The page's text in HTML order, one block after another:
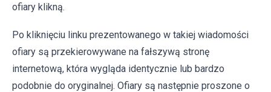
ofiary klikną.
Po kliknięciu linku prezentowanego w takiej wiadomości
ofiary są przekierowywane na fałszywą stronę
internetową, która wygląda identycznie lub bardzo
podobnie do oryginalnej. Ofiary są następnie proszone o